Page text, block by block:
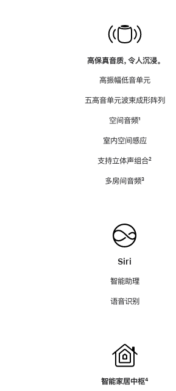
高保真音质，令人沉浸。
高振幅低音单元
五高音单元波束成形阵列
空间音频脚
¹
室内空间感应
支持立体声组合脚
²
多房间音频脚
³
Siri
智能助理
语音识别
智能家居中枢脚
⁴